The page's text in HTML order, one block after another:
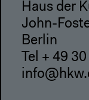
Haus der
John-
Berlin
Tel + 49